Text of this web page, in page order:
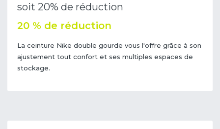
soit 20% de réduction
20 % de réduction
La ceinture Nike double gourde vous l'offre grâce à son
ajustement tout confort et ses multiples espaces de
stockage.